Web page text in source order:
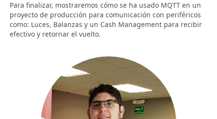
Para finalizar, mostraremos cómo se ha usado MQTT en un
proyecto de producción para comunicación con periféricos
como: Luces, Balanzas y un Cash Management para recibir
efectivo y retornar el vuelto.